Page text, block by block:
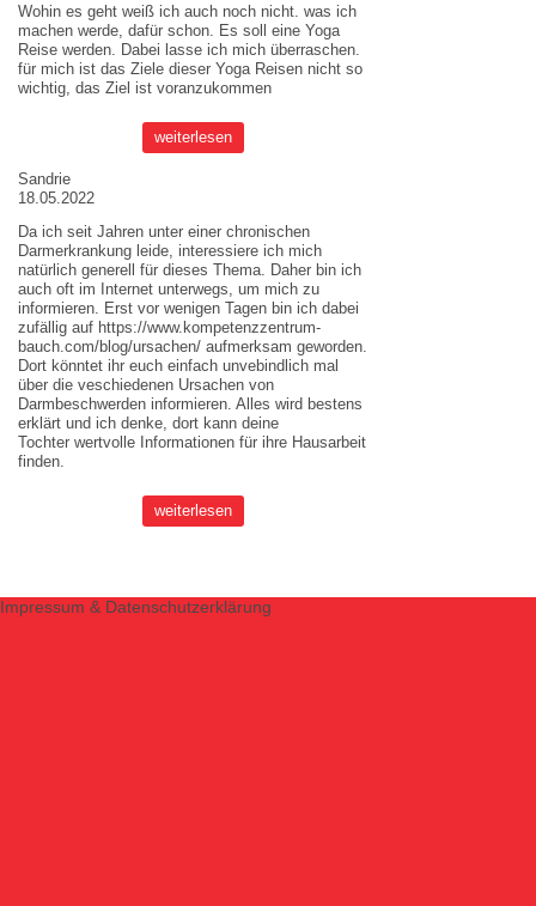
Wohin es geht weiß ich auch noch nicht. was ich
machen werde, dafür schon. Es soll eine Yoga
Reise werden. Dabei lasse ich mich überraschen.
für mich ist das Ziele dieser Yoga Reisen nicht so
wichtig, das Ziel ist voranzukommen
weiterlesen
Sandrie
18.05.2022
Da ich seit Jahren unter einer chronischen
Darmerkrankung leide, interessiere ich mich
natürlich generell für dieses Thema. Daher bin ich
auch oft im Internet unterwegs, um mich zu
informieren. Erst vor wenigen Tagen bin ich dabei
zufällig auf https://www.kompetenzzentrum-
bauch.com/blog/ursachen/ aufmerksam geworden.
Dort könntet ihr euch einfach unvebindlich mal
über die veschiedenen Ursachen von
Darmbeschwerden informieren. Alles wird bestens
erklärt und ich denke, dort kann deine
Tochter wertvolle Informationen für ihre Hausarbeit
finden.
weiterlesen
Impressum & Datenschutzerklärung